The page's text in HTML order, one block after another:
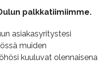
palkkatiimiimme.
asiakasyritystesi
muiden
kuuluvat olennaisena